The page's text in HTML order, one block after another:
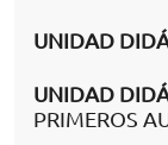
UNIDAD
UNIDAD
PRIMEROS